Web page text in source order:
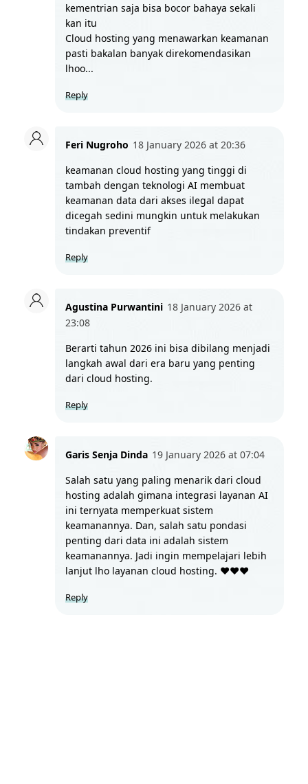
kementrian saja bisa bocor bahaya sekali
kan itu
Cloud hosting yang menawarkan keamanan
pasti bakalan banyak direkomendasikan
lhoo...
Reply
Feri Nugroho 18 January 2026 at 20:36
keamanan cloud hosting yang tinggi di
tambah dengan teknologi AI membuat
keamanan data dari akses ilegal dapat
dicegah sedini mungkin untuk melakukan
tindakan preventif
Reply
Agustina Purwantini 18 January 2026 at
23:08
Berarti tahun 2026 ini bisa dibilang menjadi
langkah awal dari era baru yang penting
dari cloud hosting.
Reply
Garis Senja Dinda 19 January 2026 at 07:04
Salah satu yang paling menarik dari cloud
hosting adalah gimana integrasi layanan AI
ini ternyata memperkuat sistem
keamanannya. Dan, salah satu pondasi
penting dari data ini adalah sistem
keamanannya. Jadi ingin mempelajari lebih
lanjut lho layanan cloud hosting. ❤️❤️❤️
Reply